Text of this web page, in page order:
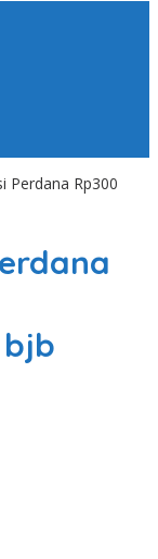
Perdana Rp300